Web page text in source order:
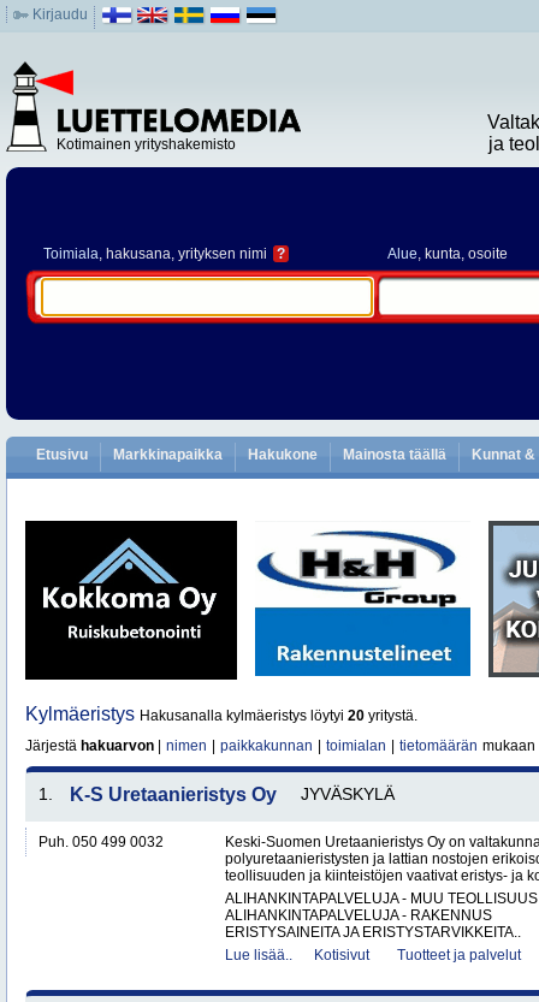
Kirjaudu
Kotimainen yrityshakemisto
ja
Toimiala, hakusana, yrityksen nimi ? Alue, kunta, osoite
Etusivu Markkinapaikka Hakukone Mainosta täällä Kunnat
Kylmäeristys Hakusanalla kylmäeristys löytyi 20 yritystä.
Järjestä hakuarvon nimen paikkakunnan toimialan tietomäärän mukaan
1. K-S Uretaanieristys Oy JYVÄSKYLÄ
Puh. 050 499 0032
Keski-Suomen Uretaanieristys Oy on
polyuretaanieristysten ja lattian nostojen
teollisuuden ja kiinteistöjen vaativat eristys- ja
ALIHANKINTAPALVELUJA - MUU TEOLLISUUS
ALIHANKINTAPALVELUJA - RAKENNUS
ERISTYSAINEITA JA ERISTYSTARVIKKEITA..
Lue lisää..
Kotisivut Tuotteet ja palvelut